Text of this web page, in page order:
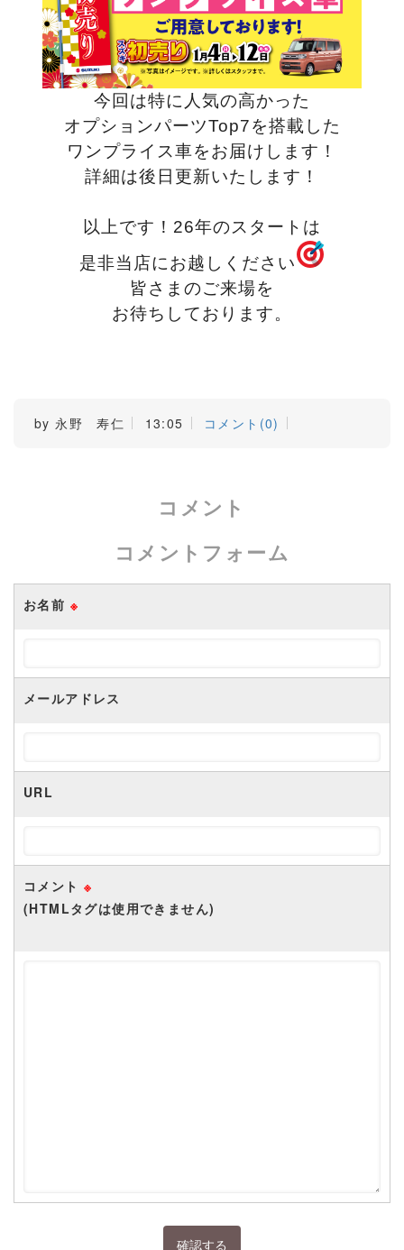
今回は特に人気の高かった
オプションパーツTop7を搭載した
ワンプライス車をお届けします！
詳細は後日更新いたします！
以上です！26年のスタートは
是非当店にお越しください
皆さまのご来場を
お待ちしております。
by 永野 寿仁 13:05 コメント(0)
コメント
コメントフォーム
お名前 ※
メールアドレス
URL
コメント ※
(HTMLタグは使用できません)